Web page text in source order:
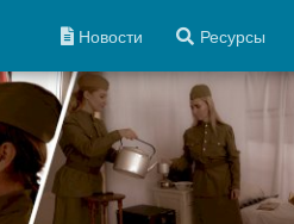
Новости Ресурсы